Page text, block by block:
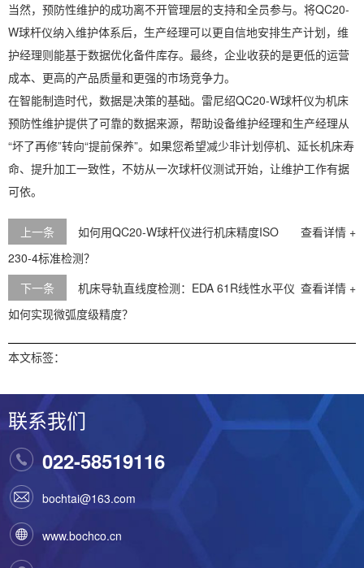
当然，预防性维护的成功离不开管理层的支持和全员参与。将QC20-
W球杆仪纳入维护体系后，生产经理可以更自信地安排生产计划，维
护经理则能基于数据优化备件库存。最终，企业收获的是更低的运营
成本、更高的产品质量和更强的市场竞争力。
在智能制造时代，数据是决策的基础。雷尼绍QC20-W球杆仪为机床
预防性维护提供了可靠的数据来源，帮助设备维护经理和生产经理从
“坏了再修”转向“提前保养”。如果您希望减少非计划停机、延长机床寿
命、提升加工一致性，不妨从一次球杆仪测试开始，让维护工作有据
可依。
上一条 查看详情 +
如何用QC20-W球杆仪进行机床精度ISO
230-4标准检测？
下一条
查看详情 +
机床导轨直线度检测：EDA 61R线性水平仪
如何实现微弧度级精度？
本文标签：
联系我们
022-58519116
bochtai@163.com
www.bochco.cn